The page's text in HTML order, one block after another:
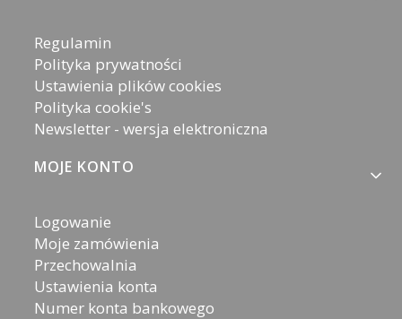
Regulamin
Polityka prywatności
Ustawienia plików cookies
Polityka cookie's
Newsletter - wersja elektroniczna
MOJE KONTO
Logowanie
Moje zamówienia
Przechowalnia
Ustawienia konta
Numer konta bankowego